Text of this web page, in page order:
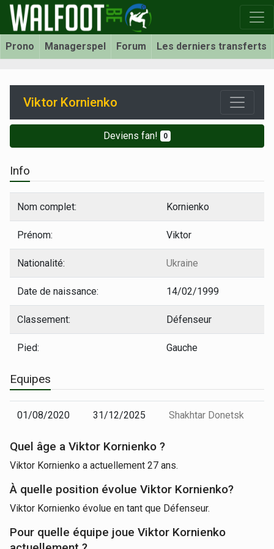
Prono Managerspel Forum Les derniers transferts
Viktor Kornienko
Deviens fan! 0
Info
Nom complet: Kornienko
Prénom: Viktor
Nationalité: Ukraine
Date de naissance: 14/02/1999
Classement: Défenseur
Pied: Gauche
Equipes
01/08/2020 31/12/2025 Shakhtar Donetsk
Quel âge a Viktor Kornienko ?
Viktor Kornienko a actuellement 27 ans.
À quelle position évolue Viktor Kornienko?
Viktor Kornienko évolue en tant que Défenseur.
Pour quelle équipe joue Viktor Kornienko